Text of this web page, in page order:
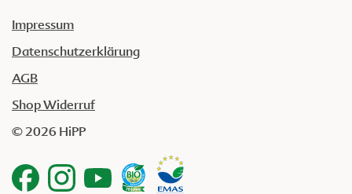
Impressum
Datenschutzerklärung
AGB
Shop Widerruf
© 2026 HiPP